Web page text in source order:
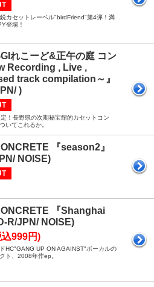
カセットレーベル"birdFriend"第4弾！満
登場！
れこーど&正午の庭 コン
Recording , Live ,
track compilation～』
)
！長野県の次期秘宝館的カセットコン
いてこれるか。
『season2』
NOISE)
『Shanghai
R/JPN/ NOISE)
999円)
HC"GANG UP ON AGAINST"ボーカルの
ト、2008年作ep。